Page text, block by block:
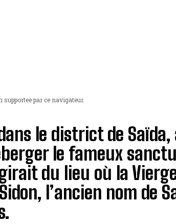
supportee par ce navigateur.
le district de
le fameux
du lieu où la
l’ancien nom de